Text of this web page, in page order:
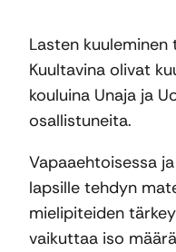
Lasten
Kuultavina olivat
kouluina Unaja ja
osallistuneita.
Vapaaehtoisessa
lapsille tehdyn
mielipiteiden
vaikuttaa iso